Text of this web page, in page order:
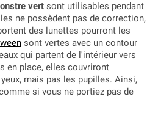
vert sont utilisables pendant
ne possèdent pas de correction,
des lunettes pourront les
sont vertes avec un contour
qui partent de l'intérieur vers
en place, elles couvriront
mais pas les pupilles. Ainsi,
si vous ne portiez pas de